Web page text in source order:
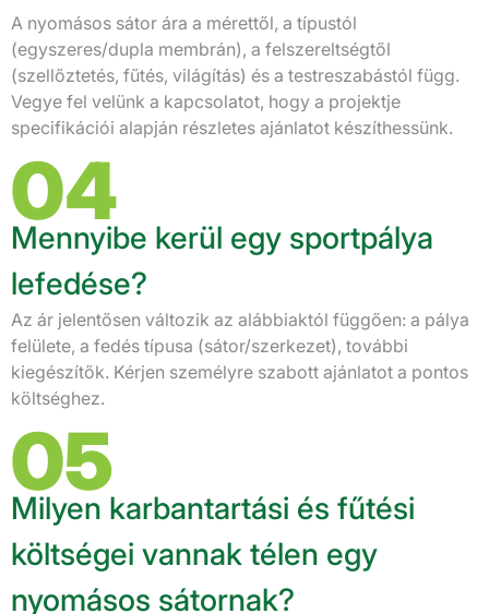
A nyomásos sátor ára a mérettől, a típustól
(egyszeres/dupla membrán), a felszereltségtől
(szellőztetés, fűtés, világítás) és a testreszabástól függ.
Vegye fel velünk a kapcsolatot, hogy a projektje
specifikációi alapján részletes ajánlatot készíthessünk.
04
Mennyibe kerül egy sportpálya
lefedése?
Az ár jelentősen változik az alábbiaktól függően: a pálya
felülete, a fedés típusa (sátor/szerkezet), további
kiegészítők. Kérjen személyre szabott ajánlatot a pontos
költséghez.
05
Milyen karbantartási és fűtési
költségei vannak télen egy
nyomásos sátornak?